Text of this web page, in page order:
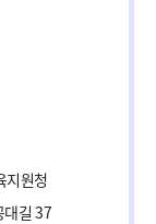
지원청
대길 37